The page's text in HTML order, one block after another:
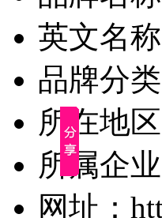
英文名
品牌分类
所在地
所属企业
网址：